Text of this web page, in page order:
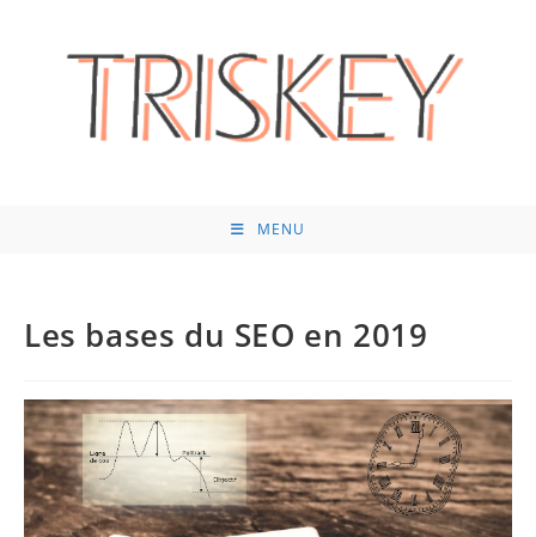
MENU
Les bases du SEO en 2019